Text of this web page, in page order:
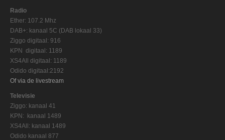
Radio
Ether: 107.2 Mhz
DAB+: kanaal 5C (DAB lokaal 33)
Ziggo digitaal: 916
KPN digitaal: 1189
XS4All digitaal: 1189
Odido digitaal:2192
Of via de livestream
Televisie
Ziggo: kanaal 41
KPN: kanaal 1489
XS4All: kanaal 1489
Odido kanaal 877